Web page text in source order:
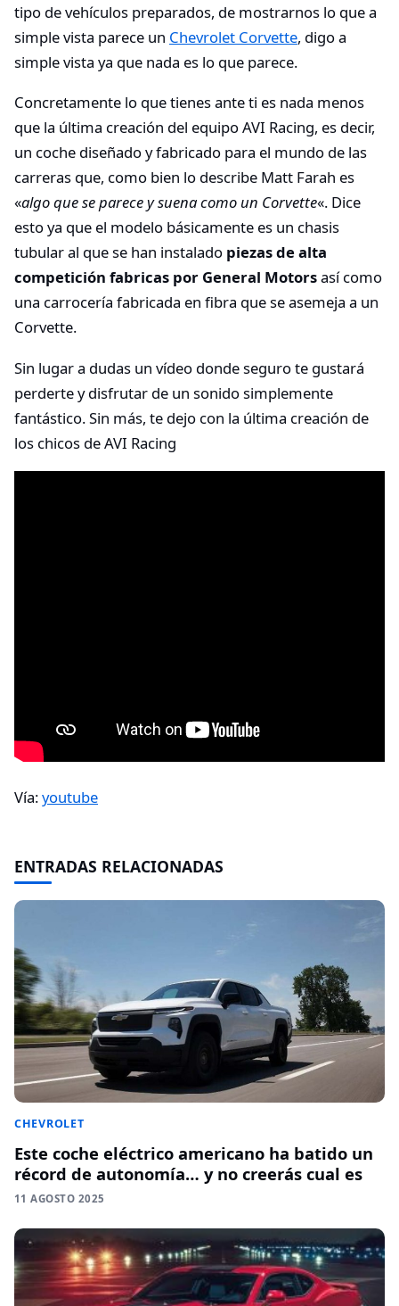
tipo de vehículos preparados, de mostrarnos lo que a
simple vista parece un Chevrolet Corvette, digo a
simple vista ya que nada es lo que parece.
Concretamente lo que tienes ante ti es nada menos
que la última creación del equipo AVI Racing, es decir,
un coche diseñado y fabricado para el mundo de las
carreras que, como bien lo describe Matt Farah es
«algo que se parece y suena como un Corvette«. Dice
esto ya que el modelo básicamente es un chasis
tubular al que se han instalado piezas de alta
competición fabricas por General Motorsasí como
una carrocería fabricada en fibra que se asemeja a un
Corvette.
Sin lugar a dudas un vídeo donde seguro te gustará
perderte y disfrutar de un sonido simplemente
fantástico. Sin más, te dejo con la última creación de
los chicos de AVI Racing
Vía:youtube
ENTRADAS RELACIONADAS
CHEVROLET
Este coche eléctrico americano ha batido un
récord de autonomía… y no creerás cual es
11 AGOSTO 2025